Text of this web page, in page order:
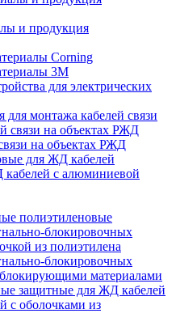
и продукция
Corning
3M
для электрических
для монтажа кабелей связи
на объектах РЖД
для ЖД кабелей
с алюминиевой
полиэтиленовые
блокировочных
из полиэтилена
блокировочных
материалами
защитные для ЖД кабелей